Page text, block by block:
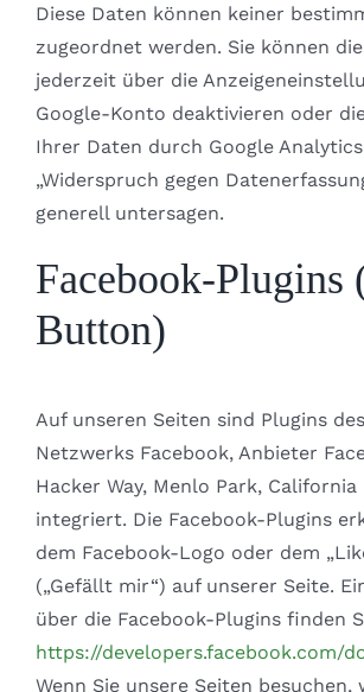
Diese Daten können keiner
zugeordnet werden. Sie können
jederzeit über die
Google-Konto deaktivieren oder
Ihrer Daten durch Google
„Widerspruch gegen
generell untersagen.
Facebook-Plugins
Button)
Auf unseren Seiten sind Plugins
Netzwerks Facebook, Anbieter
Hacker Way, Menlo Park, California
integriert. Die Facebook-Plugins
dem Facebook-Logo oder dem
(„Gefällt mir“) auf unserer Seite.
über die Facebook-Plugins finden
https://developers.facebook.com/
Wenn Sie unsere Seiten besuchen,